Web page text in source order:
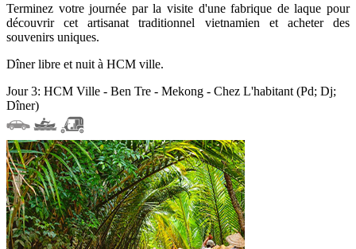
Terminez votre journée par la visite d'une fabrique de laque pour
découvrir cet artisanat traditionnel vietnamien et acheter des
souvenirs uniques.
Dîner libre et nuit à HCM ville.
Jour 3: HCM Ville - Ben Tre - Mekong - Chez L'habitant (Pd; Dj;
Dîner)